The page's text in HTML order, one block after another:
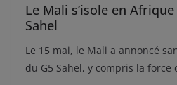
Le Mali s’isole en
Sahel
Le 15 mai, le Mali a annoncé
du G5 Sahel, y compris la force